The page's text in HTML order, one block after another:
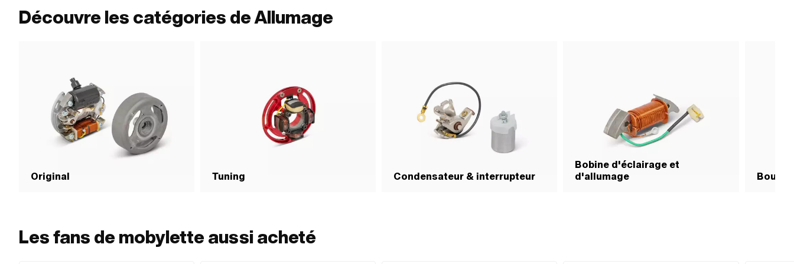
Découvre les catégories de Allumage
Original Tuning Condensateur & interrupteur
Bobine d'éclairage et
d'allumage
Les fans de mobylette aussi acheté